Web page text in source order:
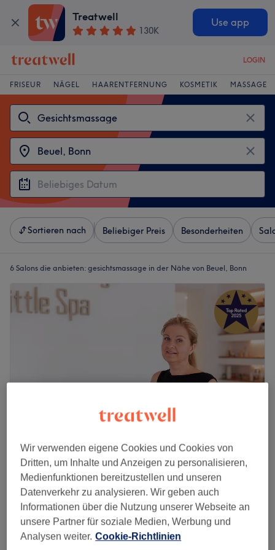
Treatwell
130K
Use app
LOGIN
FRISEUR NÄGEL HAARENTFERNUNG KOSMETIK MASSAGE
Sortieren nach Beliebiger Preis Besonderheiten
6 Salons die anbieten: gesichtsmassage in der Nähe von Beuel, Bonn
Little Spa - Bonn
5,0
548 Bewertungen
Bad Godesberg, Bonn
Auf Karte anzeigen
Aromaöl-Teilkörpermassage
(Kopf/Gesicht/Füsse/Hände)
30 Min. - 45 Min.
ab 46,50 €
Wir verwenden eigene Cookies und Cookies von
Dritten, um Inhalte und Anzeigen zu personalisieren,
Medienfunktionen bereitzustellen und unseren
Datenverkehr zu analysieren. Wir geben auch
Informationen über die Nutzung unserer Webseite an
unsere Partner für soziale Medien, Werbung und
Analysen weiter. Cookie-Richtlinien